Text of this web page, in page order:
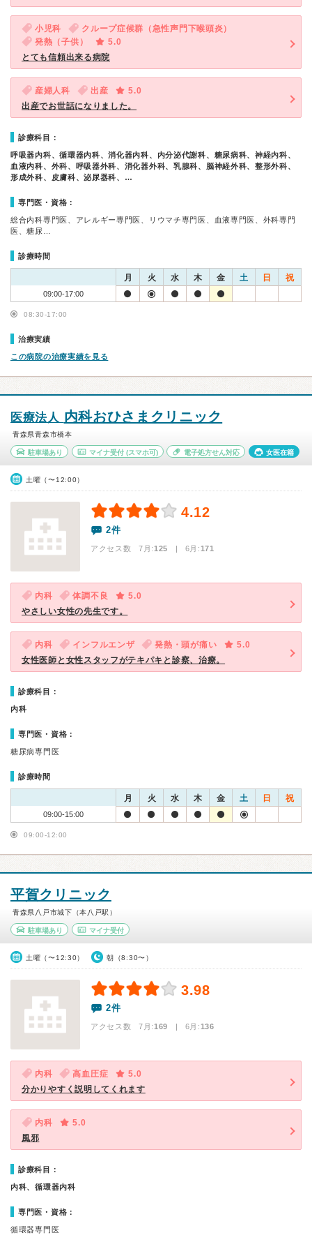
小児科
クループ症候群（急性声門下喉頭炎）
発熱（子供）
5.0
とても信頼出来る病院
産婦人科 出産
5.0
出産でお世話になりました。
診療科目：
呼吸器内科、循環器内科、消化器内科、内分泌代謝科、糖尿病科、神経内科、
血液内科、外科、呼吸器外科、消化器外科、乳腺科、脳神経外科、整形外科、
形成外科、皮膚科、泌尿器科、…
専門医・資格：
総合内科専門医、アレルギー専門医、リウマチ専門医、血液専門医、外科専門
医、糖尿…
診療時間
月 火 水 木 金 土 日 祝
09:00-17:00
08:30-17:00
治療実績
この病院の治療実績を見る
医療法人 内科おひさまクリニック
青森県青森市橋本
駐車場あり マイナ受付(スマホ可) 電子処方せん対応 女医在籍
土曜（〜12:00）
4.12
2件
アクセス数 7月:125 | 6月:171
内科 体調不良
5.0
やさしい女性の先生です。
内科 インフルエンザ 発熱・頭が痛い
5.0
女性医師と女性スタッフがテキパキと診察、治療。
診療科目：
内科
専門医・資格：
糖尿病専門医
診療時間
月 火 水 木 金 土 日 祝
09:00-15:00
09:00-12:00
平賀クリニック
青森県八戸市城下（本八戸駅）
駐車場あり マイナ受付
土曜（〜12:30） 朝（8:30〜）
3.98
2件
アクセス数 7月:169 | 6月:136
内科 高血圧症
5.0
分かりやすく説明してくれます
内科
5.0
風邪
診療科目：
内科、循環器内科
専門医・資格：
循環器専門医